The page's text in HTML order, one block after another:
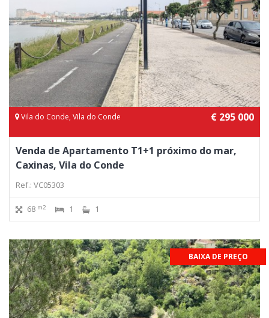
Vila do Conde, Vila do Conde € 295 000
Venda de Apartamento T1+1 próximo do mar,
Caxinas, Vila do Conde
Ref.: VC05303
68 m2 1 1
BAIXA DE PREÇO